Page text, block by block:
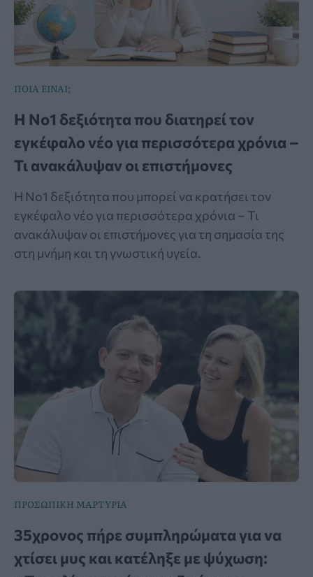
ΠΟΙΑ ΕΙΝΑΙ;
Η Νο1 δεξιότητα που διατηρεί τον
εγκέφαλο νέο για περισσότερα χρόνια –
Τι ανακάλυψαν οι επιστήμονες
Η Νο1 δεξιότητα που μπορεί να κρατήσει τον
εγκέφαλο νέο για περισσότερα χρόνια – Τι
ανακάλυψαν οι επιστήμονες για τη σημασία της
στη μνήμη και τη γνωστική υγεία.
ΠΡΟΣΩΠΙΚΗ ΜΑΡΤΥΡΙΑ
35χρονος πήρε συμπληρώματα για να
χτίσει μυς και κατέληξε με ψύχωση: